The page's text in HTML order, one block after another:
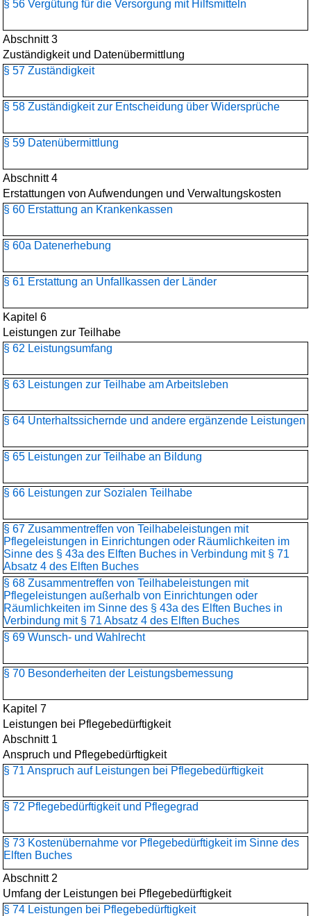
§ 56 Vergütung für die Versorgung mit Hilfsmitteln
Abschnitt 3
Zuständigkeit und Datenübermittlung
§ 57 Zuständigkeit
§ 58 Zuständigkeit zur Entscheidung über Widersprüche
§ 59 Datenübermittlung
Abschnitt 4
Erstattungen von Aufwendungen und Verwaltungskosten
§ 60 Erstattung an Krankenkassen
§ 60a Datenerhebung
§ 61 Erstattung an Unfallkassen der Länder
Kapitel 6
Leistungen zur Teilhabe
§ 62 Leistungsumfang
§ 63 Leistungen zur Teilhabe am Arbeitsleben
§ 64 Unterhaltssichernde und andere ergänzende Leistungen
§ 65 Leistungen zur Teilhabe an Bildung
§ 66 Leistungen zur Sozialen Teilhabe
§ 67 Zusammentreffen von Teilhabeleistungen mit
Pflegeleistungen in Einrichtungen oder Räumlichkeiten im
Sinne des § 43a des Elften Buches in Verbindung mit § 71
Absatz 4 des Elften Buches
§ 68 Zusammentreffen von Teilhabeleistungen mit
Pflegeleistungen außerhalb von Einrichtungen oder
Räumlichkeiten im Sinne des § 43a des Elften Buches in
Verbindung mit § 71 Absatz 4 des Elften Buches
§ 69 Wunsch- und Wahlrecht
§ 70 Besonderheiten der Leistungsbemessung
Kapitel 7
Leistungen bei Pflegebedürftigkeit
Abschnitt 1
Anspruch und Pflegebedürftigkeit
§ 71 Anspruch auf Leistungen bei Pflegebedürftigkeit
§ 72 Pflegebedürftigkeit und Pflegegrad
§ 73 Kostenübernahme vor Pflegebedürftigkeit im Sinne des
Elften Buches
Abschnitt 2
Umfang der Leistungen bei Pflegebedürftigkeit
§ 74 Leistungen bei Pflegebedürftigkeit